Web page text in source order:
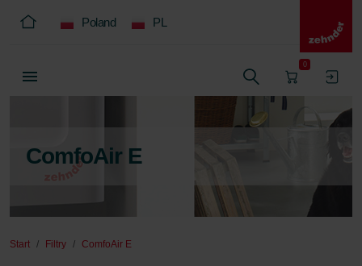
Poland PL
0
ComfoAir E
Start Filtry ComfoAir E